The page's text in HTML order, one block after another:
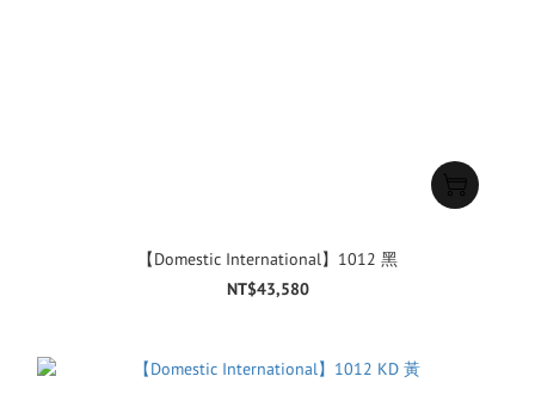
【Domestic International】1012 黑
NT$43,580